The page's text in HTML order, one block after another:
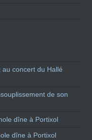
au concert du Hallé
de son
dîne à Portixol
dîne à Portixol